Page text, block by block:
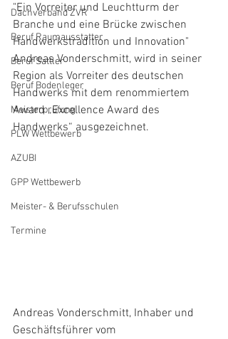
Dachverband ZVR
Beruf Raumausstatter
Beruf Sattler
Beruf Bodenleger
Meisterprüfung
PLW Wettbewerb
AZUBI
GPP Wettbewerb
Meister- & Berufsschulen
Termine
"Ein Vorreiter und Leuchtturm der
Branche und eine Brücke zwischen
Handwerkstradition und Innovation"
Andreas Vonderschmitt, wird in seiner
Region als Vorreiter des deutschen
Handwerks mit dem renommiertem
Award „Excellence Award des
Handwerks“ ausgezeichnet.
Andreas Vonderschmitt, Inhaber und
Geschäftsführer vom